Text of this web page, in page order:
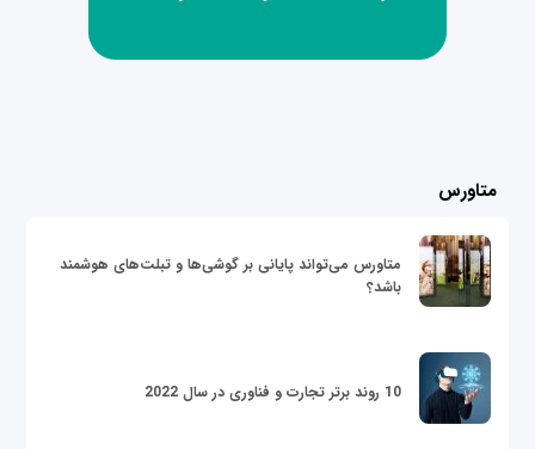
متاورس
متاورس می‌تواند پایانی بر گوشی‌ها و تبلت‌های هوشمند
باشد؟
10 روند برتر تجارت و فناوری در سال 2022